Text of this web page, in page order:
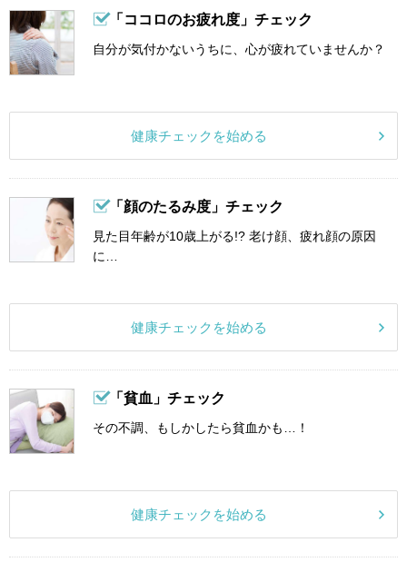
「ココロのお疲れ度」チェック
自分が気付かないうちに、心が疲れていませんか？
健康チェックを始める
「顔のたるみ度」チェック
見た目年齢が10歳上がる!? 老け顔、疲れ顔の原因
に…
健康チェックを始める
「貧血」チェック
その不調、もしかしたら貧血かも…！
健康チェックを始める